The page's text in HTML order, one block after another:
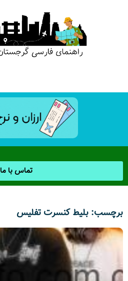
تماس با ما
برچسب: بلیط کنسرت تفلیس